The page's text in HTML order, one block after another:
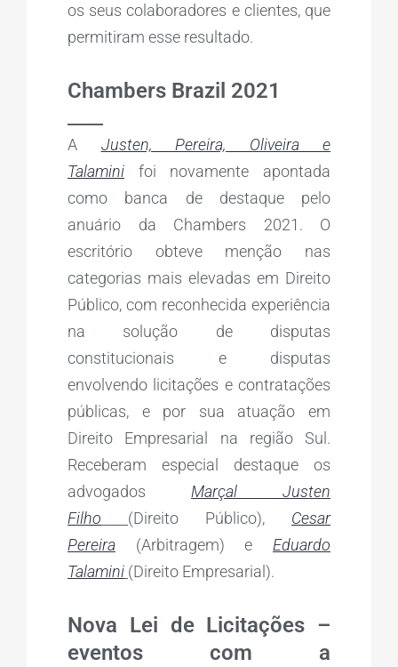
os seus colaboradores e clientes, que
permitiram esse resultado.
Chambers Brazil 2021
A Justen, Pereira, Oliveira e
Talamini foi novamente apontada
como banca de destaque pelo
anuário da Chambers 2021. O
escritório obteve menção nas
categorias mais elevadas em Direito
Público, com reconhecida experiência
na solução de disputas
constitucionais e disputas
envolvendo licitações e contratações
públicas, e por sua atuação em
Direito Empresarial na região Sul.
Receberam especial destaque os
advogados Marçal Justen
Filho
(Direito Público), Cesar
Pereira (Arbitragem) e Eduardo
Talamini (Direito Empresarial).
Nova Lei de Licitações –
eventos com a